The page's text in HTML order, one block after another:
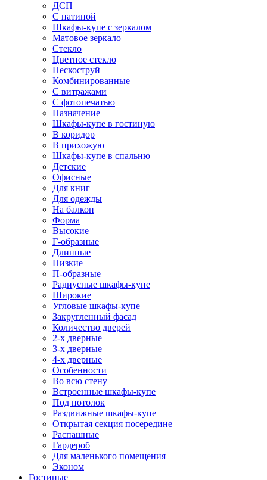
ДСП
С патиной
Шкафы-купе с зеркалом
Матовое зеркало
Стекло
Цветное стекло
Пескоструй
Комбинированные
С витражами
С фотопечатью
Назначение
Шкафы-купе в гостиную
В коридор
В прихожую
Шкафы-купе в спальню
Детские
Офисные
Для книг
Для одежды
На балкон
Форма
Высокие
Г-образные
Длинные
Низкие
П-образные
Радиусные шкафы-купе
Широкие
Угловые шкафы-купе
Закругленный фасад
Количество дверей
2-х дверные
3-х дверные
4-х дверные
Особенности
Во всю стену
Встроенные шкафы-купе
Под потолок
Раздвижные шкафы-купе
Открытая секция посередине
Распашные
Гардероб
Для маленького помещения
Эконом
Гостиные